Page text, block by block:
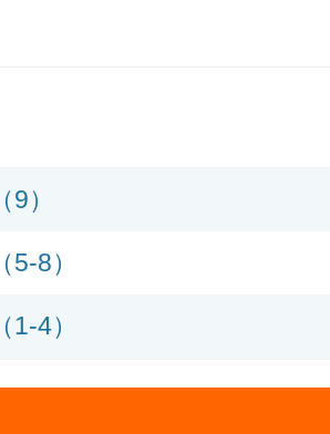
）
5-8）
1-4）